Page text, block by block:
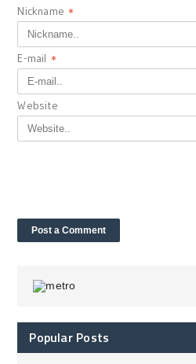
Nickname *
E-mail *
Website
Popular Posts